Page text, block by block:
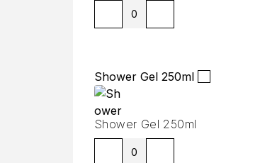
Shower Gel 250ml
Shower Gel 250ml